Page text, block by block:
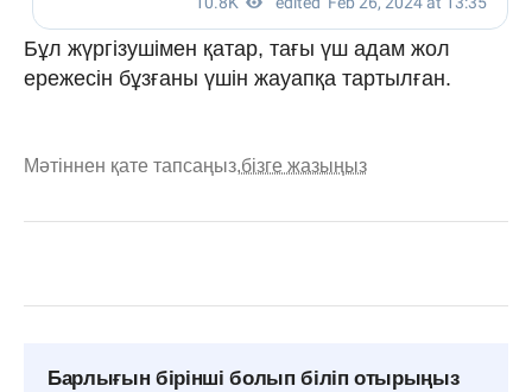
Бұл жүргізушімен қатар, тағы үш адам жол
ережесін бұзғаны үшін жауапқа тартылған.
Мәтіннен қате тапсаңыз,бізге жазыңыз
Барлығын бірінші болып біліп отырыңыз